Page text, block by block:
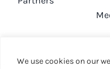
We use cookies on our
DA GUARDARE